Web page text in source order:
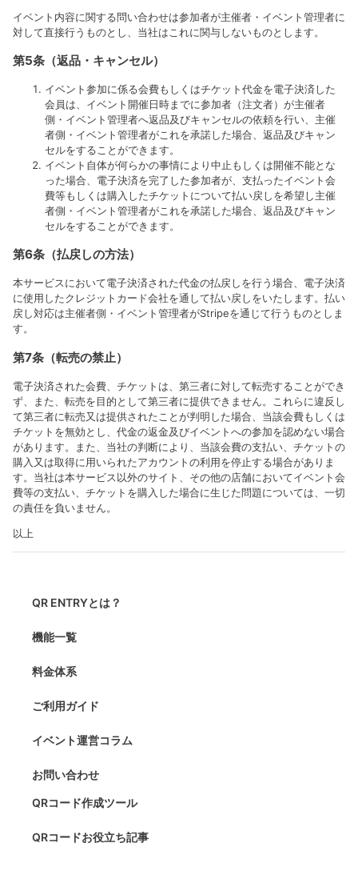
イベント内容に関する問い合わせは参加者が主催者・イベント管理者に
対して直接行うものとし、当社はこれに関与しないものとします。
第5条（返品・キャンセル）
イベント参加に係る会費もしくはチケット代金を電子決済した
会員は、イベント開催日時までに参加者（注文者）が主催者
側・イベント管理者へ返品及びキャンセルの依頼を行い、主催
者側・イベント管理者がこれを承諾した場合、返品及びキャン
セルをすることができます。
イベント自体が何らかの事情により中止もしくは開催不能とな
った場合、電子決済を完了した参加者が、支払ったイベント会
費等もしくは購入したチケットについて払い戻しを希望し主催
者側・イベント管理者がこれを承諾した場合、返品及びキャン
セルをすることができます。
第6条（払戻しの方法）
本サービスにおいて電子決済された代金の払戻しを行う場合、電子決済
に使用したクレジットカード会社を通して払い戻しをいたします。払い
戻し対応は主催者側・イベント管理者がStripeを通じて行うものとしま
す。
第7条（転売の禁止）
電子決済された会費、チケットは、第三者に対して転売することができ
ず、また、転売を目的として第三者に提供できません。これらに違反し
て第三者に転売又は提供されたことが判明した場合、当該会費もしくは
チケットを無効とし、代金の返金及びイベントへの参加を認めない場合
があります。また、当社の判断により、当該会費の支払い、チケットの
購入又は取得に用いられたアカウントの利用を停止する場合がありま
す。当社は本サービス以外のサイト、その他の店舗においてイベント会
費等の支払い、チケットを購入した場合に生じた問題については、一切
の責任を負いません。
以上
QR ENTRYとは？
機能一覧
料金体系
ご利用ガイド
イベント運営コラム
お問い合わせ
QRコード作成ツール
QRコードお役立ち記事